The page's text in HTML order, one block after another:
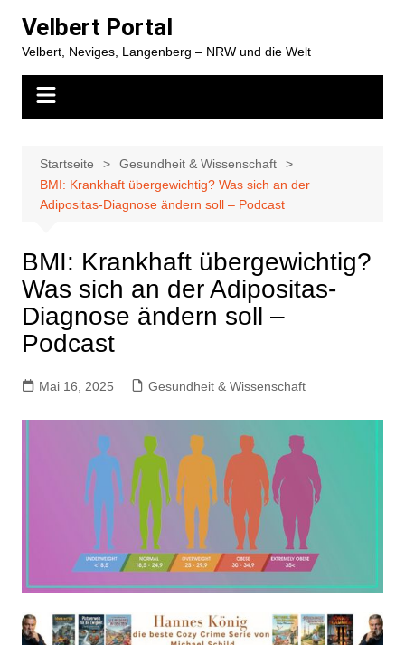
Inhalt
springen
Velbert Portal
Velbert, Neviges, Langenberg – NRW und die Welt
Startseite
Gesundheit & Wissenschaft
BMI: Krankhaft übergewichtig? Was sich an der
Adipositas-Diagnose ändern soll – Podcast
BMI: Krankhaft übergewichtig?
Was sich an der Adipositas-
Diagnose ändern soll –
Podcast
Mai 16, 2025 Gesundheit & Wissenschaft